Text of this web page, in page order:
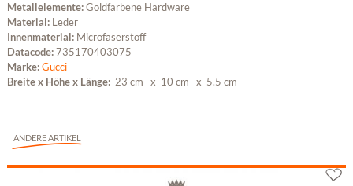
Metallelemente:Goldfarbene Hardware
Material: Leder
Innenmaterial: Microfaserstoff
Datacode:735170403075
Marke:Gucci
Breite x Höhe x Länge: 23 cm x 10 cm x 5.5 cm
ANDERE ARTIKEL